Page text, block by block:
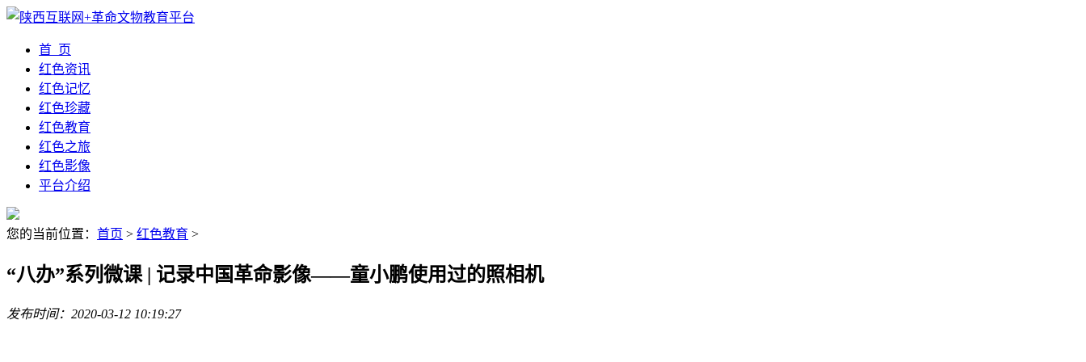
首 页
红色资讯
红色记忆
红色珍藏
红色教育
红色之旅
红色影像
平台介绍
您的当前位置： 首页 > 红色教育 >
“八办”系列微课 | 记录中国革命影像——童小鹏使用过的照相机
发布时间：2020-03-12 10:19:27